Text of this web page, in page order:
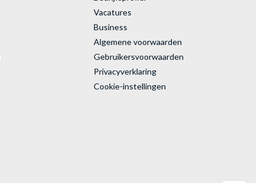
Vacatures
Business
Algemene voorwaarden
Gebruikersvoorwaarden
Privacyverklaring
Cookie-instellingen